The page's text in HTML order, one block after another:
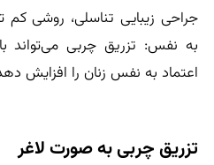
جراحی زیبایی تناسلی، روشی کم
به نفس: تزریق چربی می‌تواند
اعتماد به نفس زنان را افزایش
تزریق چربی به صورت لاغر